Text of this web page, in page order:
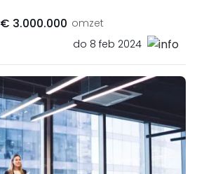
3.000.000 omzet
do 8 feb 2024